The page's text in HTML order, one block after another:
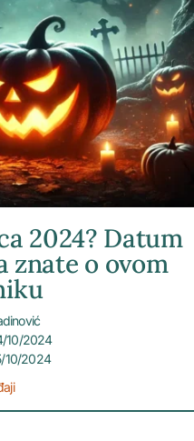
2024? Datum
znate o ovom
10/2024
10/2024